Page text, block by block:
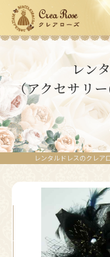
レン
（アクセサリ